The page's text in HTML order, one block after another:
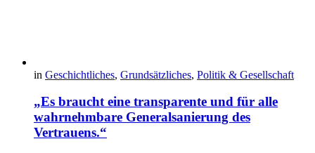
in Geschichtliches, Grundsätzliches, Politik & Gesellschaft
„Es braucht eine transparente und für alle
wahrnehmbare Generalsanierung des
Vertrauens.“